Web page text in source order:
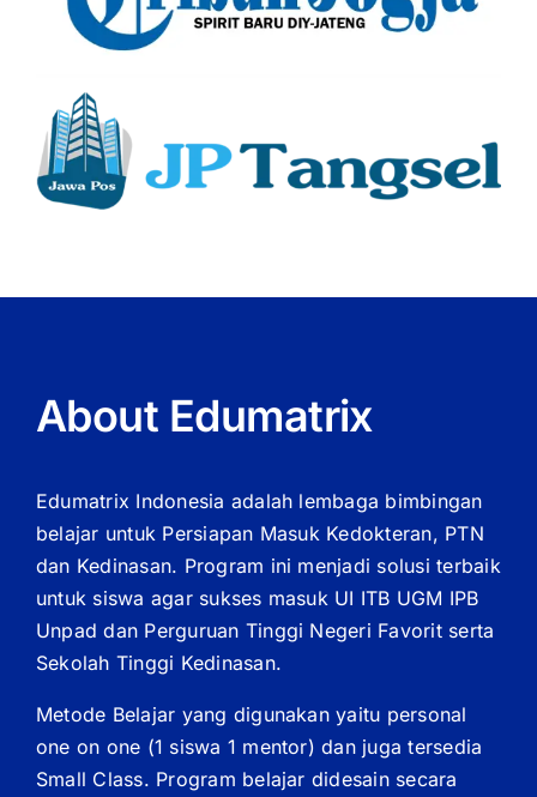
About Edumatrix
Edumatrix Indonesia adalah lembaga bimbingan
belajar untuk Persiapan Masuk Kedokteran, PTN
dan Kedinasan. Program ini menjadi solusi terbaik
untuk siswa agar sukses masuk UI ITB UGM IPB
Unpad dan Perguruan Tinggi Negeri Favorit serta
Sekolah Tinggi Kedinasan.
Metode Belajar yang digunakan yaitu personal
one on one (1 siswa 1 mentor) dan juga tersedia
Small Class. Program belajar didesain secara